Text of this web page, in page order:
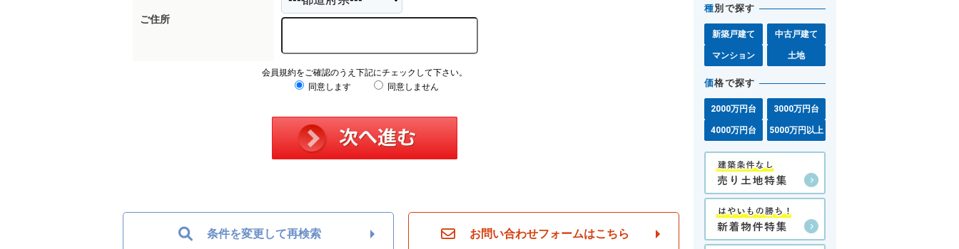
ご住所
会員規約をご確認のうえ下記にチェックして下さい。
同意します
同意しません
条件を変更して再検索 お問い合わせフォームはこちら
種別で探す
新築戸建て 中古戸建て
マンション 土地
価格で探す
2000万円台 3000万円台
4000万円台 5000万円以上